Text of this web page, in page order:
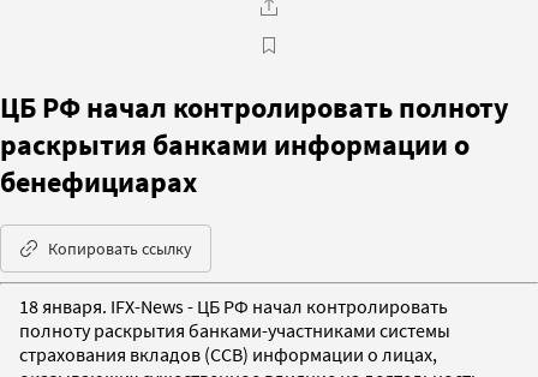
ЦБ РФ начал контролировать полноту
раскрытия банками информации о
бенефициарах
Копировать ссылку
18 января. IFX-News - ЦБ РФ начал контролировать
полноту раскрытия банками-участниками системы
страхования вкладов (ССВ) информации о лицах,